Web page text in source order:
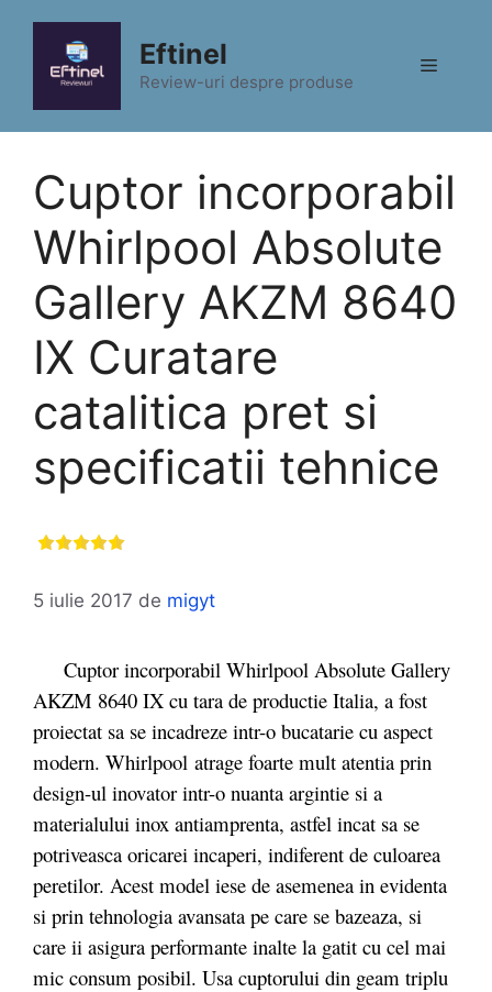
conținut
Eftinel
Review-uri despre produse
Meniu
Cuptor incorporabil
Whirlpool Absolute
Gallery AKZM 8640
IX Curatare
catalitica pret si
specificatii tehnice
5 iulie 2017 de migyt
Cuptor incorporabil Whirlpool Absolute Gallery
AKZM 8640 IX cu tara de productie Italia, a fost
proiectat sa se incadreze intr-o bucatarie cu aspect
modern. Whirlpool atrage foarte mult atentia prin
design-ul inovator intr-o nuanta argintie si a
materialului inox antiamprenta, astfel incat sa se
potriveasca oricarei incaperi, indiferent de culoarea
peretilor. Acest model iese de asemenea in evidenta
si prin tehnologia avansata pe care se bazeaza, si
care ii asigura performante inalte la gatit cu cel mai
mic consum posibil. Usa cuptorului din geam triplu